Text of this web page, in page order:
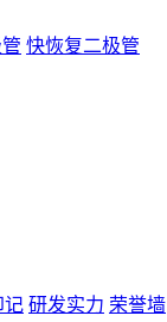
快恢复二极管
记 研发实力 荣誉墙